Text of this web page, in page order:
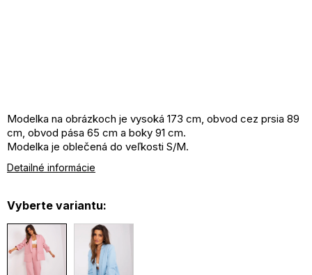
Modelka na obrázkoch je vysoká 173 cm, obvod cez prsia 89
cm, obvod pása 65 cm a boky 91 cm.
Modelka je oblečená do veľkosti S/M.
Detailné informácie
Vyberte variantu: